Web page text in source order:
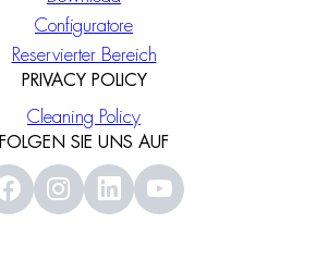
Configuratore
Reservierter Bereich
PRIVACY POLICY
Cleaning Policy
FOLGEN SIE UNS AUF